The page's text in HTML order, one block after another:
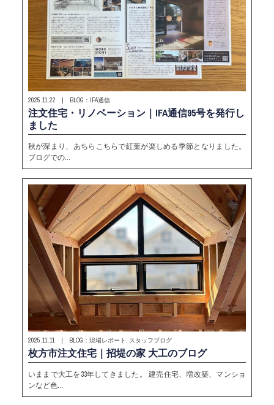
2025.11.22 | BLOG：IFA通信
注文住宅・リノベーション｜IFA通信95号を発行し
ました
秋が深まり、あちらこちらで紅葉が楽しめる季節となりました。
ブログでの…
2025.11.11 | BLOG：現場レポート, スタッフブログ
枚方市注文住宅｜招堤の家 大工のブログ
いままで大工を33年してきました。 建売住宅、増改築、マンショ
ンなど色…